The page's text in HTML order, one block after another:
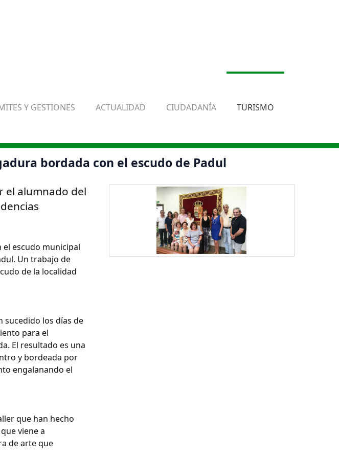
Y GESTIONES ACTUALIDAD CIUDADANÍA TURISMO
bordada con el escudo de Padul
el alumnado del
el escudo municipal
Un trabajo de
de la localidad
sucedido los días de
para el
El resultado es una
y bordeada por
engalanando el
que han hecho
viene a
de arte que